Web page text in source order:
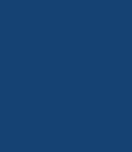
een plan of idee,